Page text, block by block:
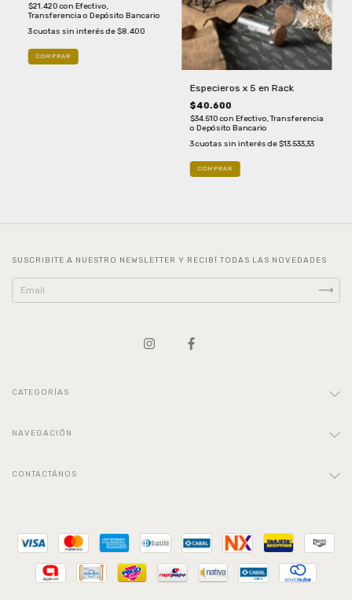
$21.420con Efectivo,
Transferencia o Depósito Bancario
3cuotas sin interés de$8.400
Especieros x 5 en Rack
$40.600
$34.510con Efectivo, Transferencia
o Depósito Bancario
3cuotas sin interés de$13.533,33
SUSCRIBITE A NUESTRO NEWSLETTER Y RECIBÍ TODAS LAS NOVEDADES
CATEGORÍAS
NAVEGACIÓN
CONTACTÁNOS